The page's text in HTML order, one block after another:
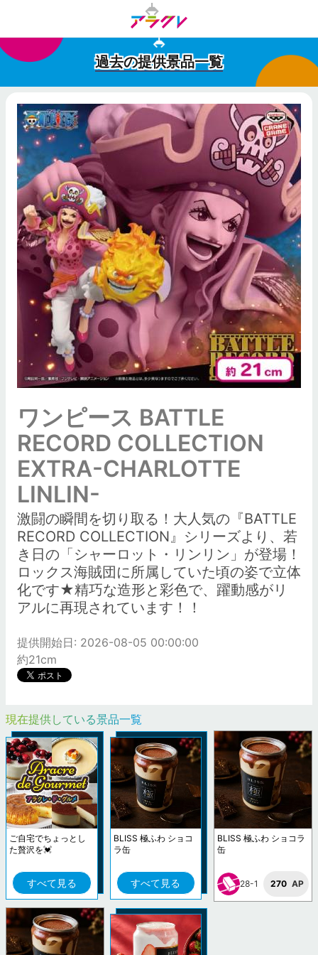
過去の提供景品一覧
ワンピース BATTLE
RECORD COLLECTION
EXTRA-CHARLOTTE
LINLIN-
激闘の瞬間を切り取る！大人気の『BATTLE
RECORD COLLECTION』シリーズより、若
き日の「シャーロット・リンリン」が登場！
ロックス海賊団に所属していた頃の姿で立体
化です★精巧な造形と彩色で、躍動感がリ
アルに再現されています！！
提供開始日: 2026-08-05 00:00:00
約21cm
現在提供している景品一覧
ご自宅でちょっとし
た贅沢を💓
すべて見る
BLISS 極ふわ ショコ
ラ缶
すべて見る
BLISS 極ふわ ショコラ
缶
28-1 270 AP